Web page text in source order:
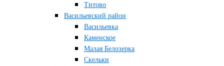
Титово
Васильевский район
Васильевка
Каменское
Малая Белозерка
Скельки